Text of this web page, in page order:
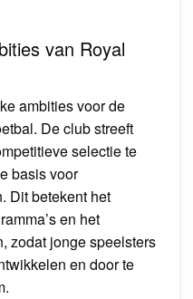
van Royal
ambities voor de
De club streeft
selectie te
basis voor
Dit betekent het
en het
zodat jonge speelsters
en door te